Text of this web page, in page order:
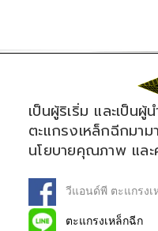
เป็นผู้ริเริ่ม และเป็น
ตะแกรงเหล็กฉีกมา
นโยบายคุณภาพ แล
วีแอนด์พี ตะแกรงเ
ตะแกรงเหล็กฉีก